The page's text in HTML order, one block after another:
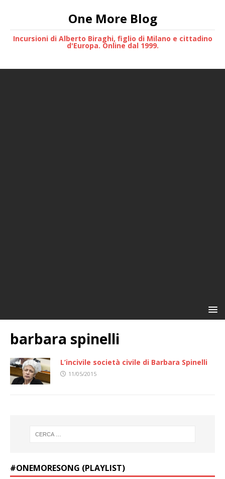
One More Blog
Incursioni di Alberto Biraghi, figlio di Milano e cittadino
d'Europa. Online dal 1999.
barbara spinelli
L’incivile società civile di Barbara Spinelli
11/05/2015
#ONEMORESONG (PLAYLIST)